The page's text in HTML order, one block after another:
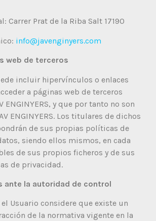
Carrer Prat de la Riba Salt 17190
info@javenginyers.com
web de terceros
incluir hipervínculos o enlaces
a páginas web de terceros
ENGINYERS, y que por tanto no son
ENGINYERS. Los titulares de dichos
de sus propias políticas de
siendo ellos mismos, en cada
de sus propios ficheros y de sus
de privacidad.
ante la autoridad de control
el Usuario considere que existe un
de la normativa vigente en la